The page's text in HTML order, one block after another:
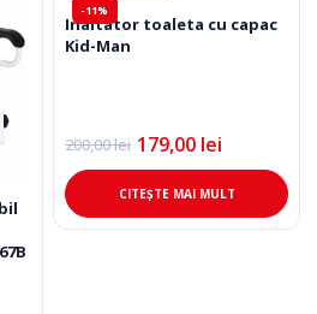
-11%
Inaltator toaleta cu capac
Kid-Man
200,00lei
Prețul
inițial
a
fost:
200,00 lei.
179,00 lei
Prețul
curent
este:
179,00 lei.
CITEȘTE MAI MULT